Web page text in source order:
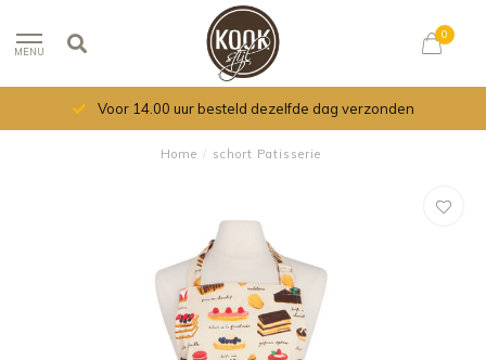
MENU
0
Voor 14.00 uur besteld dezelfde dag verzonden
Home / schort Patisserie